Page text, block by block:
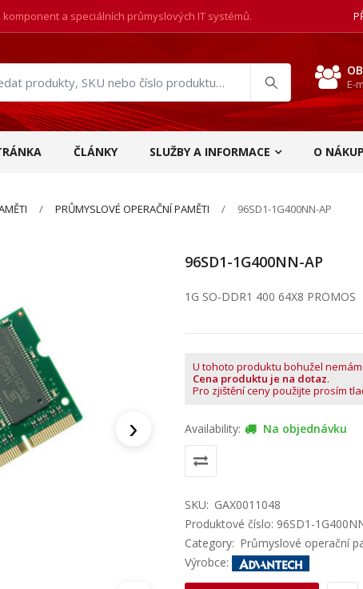
a speciálních průmyslových IT systémů.
E-
ČLÁNKY SLUŽBY A INFORMACE O
PRŮMYSLOVÉ OPERAČNÍ PAMĚTI 96SD1-1G400NN-AP
›
96SD1-1G400NN-AP
1G SO-DDR1 400 64X8 PROMOS
U tohoto produktu bohužel
Cena produktu je na dotaz.
Pro zjištění ceny použijte prosím
Availability: Na objednávku
SKU: GAX0011048
Produktové číslo: 96SD1-
Category: Průmyslové operační
Výrobce: